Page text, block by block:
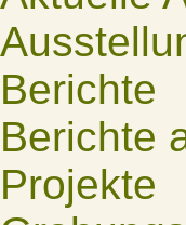
Berichte
Berichte
Projekte